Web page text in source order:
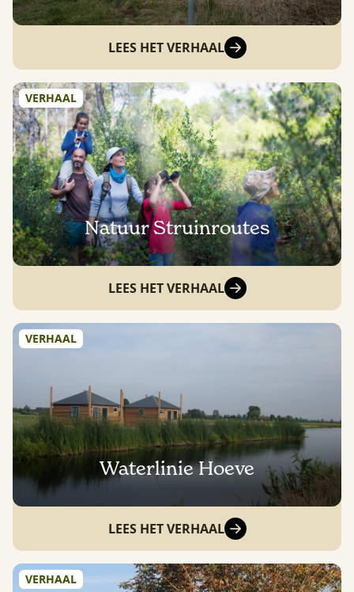
LEES HET VERHAAL
VERHAAL
Natuur Struinroutes
LEES HET VERHAAL
VERHAAL
Waterlinie Hoeve
LEES HET VERHAAL
VERHAAL